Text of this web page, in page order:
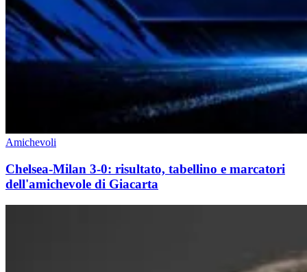
Amichevoli
Chelsea-Milan 3-0: risultato, tabellino e marcatori
dell'amichevole di Giacarta